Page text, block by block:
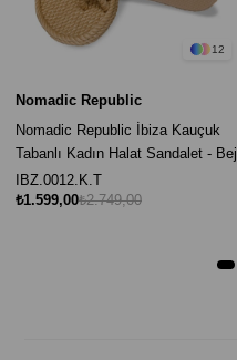
12
Nomadic Republic
Nomadic Republic İbiza Kauçuk
Tabanlı Kadın Halat Sandalet - Bej
IBZ.0012.K.T
₺1.599,00₺2.749,00